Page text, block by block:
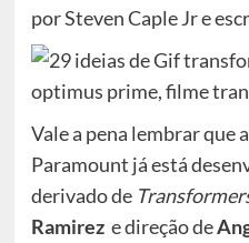
por Steven Caple Jr e
Vale a pena lembrar que
Paramount já está
derivado de
Ramireze direção de